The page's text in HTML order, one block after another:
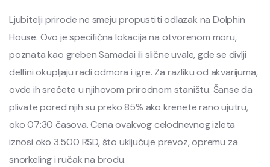
Ljubitelji prirode ne smeju propustiti odlazak na Dolphin
House. Ovo je specifična lokacija na otvorenom moru,
poznata kao greben Samadai ili slične uvale, gde se divlji
delfini okupljaju radi odmora i igre. Za razliku od akvarijuma,
ovde ih srećete u njihovom prirodnom staništu. Šanse da
plivate pored njih su preko 85% ako krenete rano ujutru,
oko 07:30 časova. Cena ovakvog celodnevnog izleta
iznosi oko 3.500 RSD, što uključuje prevoz, opremu za
snorkeling i ručak na brodu.